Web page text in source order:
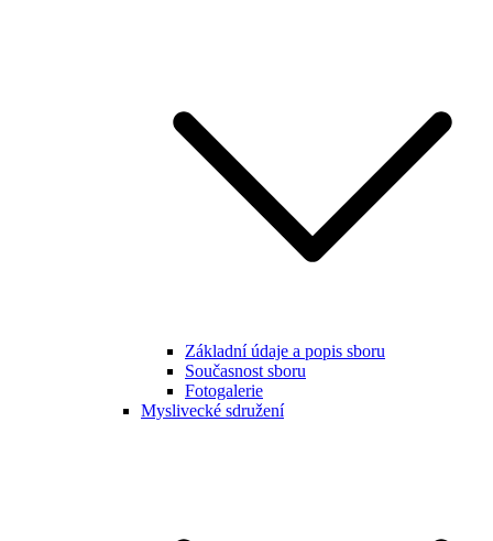
Základní údaje a popis sboru
Současnost sboru
Fotogalerie
Myslivecké sdružení